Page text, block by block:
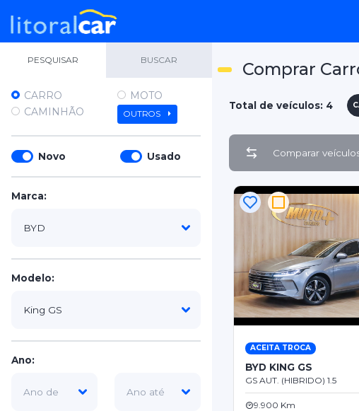
PESQUISAR BUSCAR
CARRO
MOTO
CAMINHÃO
OUTROS
Novo Usado
Marca:
Modelo:
Ano:
Comprar
Total de veículos: 4
Comparar
ACEITA TROCA
BYD KING GS
GS AUT. (HIBRIDO) 1.5
9.900 Km